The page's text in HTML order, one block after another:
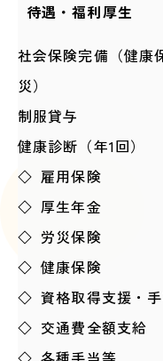
待遇・福利厚生
社会保険完備（健康
災）
制服貸与
健康診断（年1回）
◇ 雇用保険
◇ 厚生年金
◇ 労災保険
◇ 健康保険
◇ 資格取得支援・手
◇ 交通費全額支給